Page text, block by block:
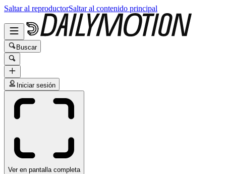
Saltar al reproductorSaltar al contenido principal
Buscar
Iniciar sesión
Ver en pantalla completa